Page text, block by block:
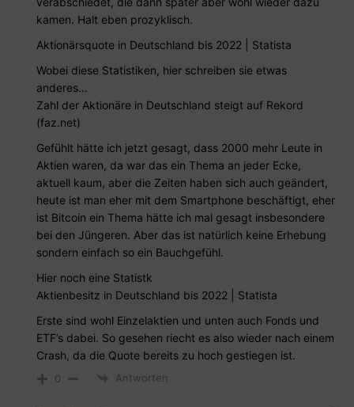
kamen. Halt eben prozyklisch.
Aktionärsquote in Deutschland bis 2022 | Statista
Wobei diese Statistiken, hier schreiben sie etwas
anderes…
Zahl der Aktionäre in Deutschland steigt auf Rekord
(faz.net)
Gefühlt hätte ich jetzt gesagt, dass 2000 mehr Leute in
Aktien waren, da war das ein Thema an jeder Ecke,
aktuell kaum, aber die Zeiten haben sich auch geändert,
heute ist man eher mit dem Smartphone beschäftigt, eher
ist Bitcoin ein Thema hätte ich mal gesagt insbesondere
bei den Jüngeren. Aber das ist natürlich keine Erhebung
sondern einfach so ein Bauchgefühl.
Hier noch eine Statistk
Aktienbesitz in Deutschland bis 2022 | Statista
Erste sind wohl Einzelaktien und unten auch Fonds und
ETF’s dabei. So gesehen riecht es also wieder nach einem
Crash, da die Quote bereits zu hoch gestiegen ist.
0 Antworten